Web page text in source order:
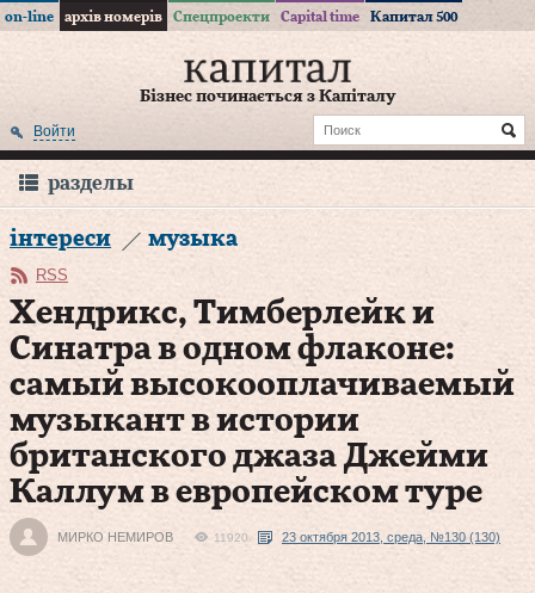
on-line архів номерів Спецпроекти Capital time Капитал 500
Бізнес починається з Капіталу
Войти
разделы
інтереси музыка
RSS
Хендрикс, Тимберлейк и
Синатра в одном флаконе:
самый высокооплачиваемый
музыкант в истории
британского джаза Джейми
Каллум в европейском туре
МИРКО НЕМИРОВ 11920 23 октября 2013, среда, №130 (130)